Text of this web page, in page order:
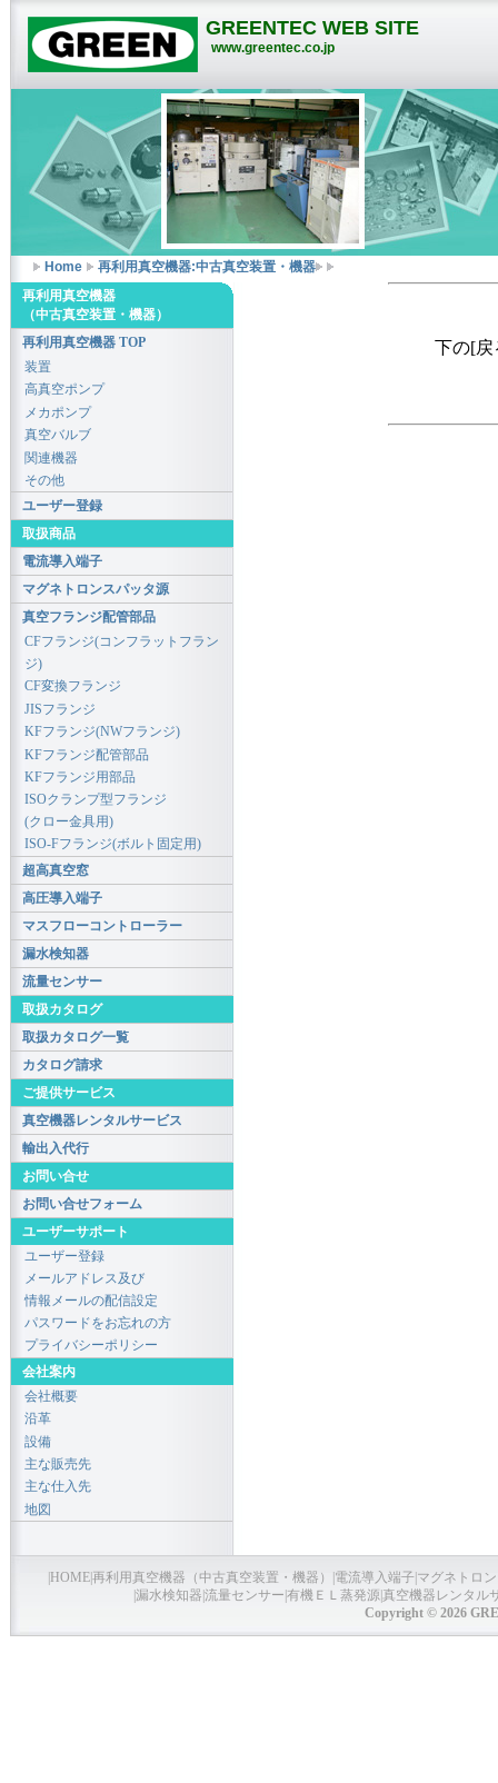
GREENTEC WEB SITE
www.greentec.co.jp
Home 再利用真空機器:中古真空装置・機器
下の[戻
再利用真空機器
（中古真空装置・機器）
再利用真空機器 TOP
装置
高真空ポンプ
メカポンプ
真空バルブ
関連機器
その他
ユーザー登録
取扱商品
電流導入端子
マグネトロンスパッタ源
真空フランジ配管部品
CFフランジ(コンフラットフラン
ジ)
CF変換フランジ
JISフランジ
KFフランジ(NWフランジ)
KFフランジ配管部品
KFフランジ用部品
ISOクランプ型フランジ
(クロー金具用)
ISO-Fフランジ(ボルト固定用)
超高真空窓
高圧導入端子
マスフローコントローラー
漏水検知器
流量センサー
取扱カタログ
取扱カタログ一覧
カタログ請求
ご提供サービス
真空機器レンタルサービス
輸出入代行
お問い合せ
お問い合せフォーム
ユーザーサポート
ユーザー登録
メールアドレス及び
情報メールの配信設定
パスワードをお忘れの方
プライバシーポリシー
会社案内
会社概要
沿革
設備
主な販売先
主な仕入先
地図
HOME再利用真空機器（中古真空装置・機器） 電流導入端子 マグネトロ
漏水検知器 流量センサー 有機ＥＬ蒸発源真空機器レンタル
Copyright © 2026